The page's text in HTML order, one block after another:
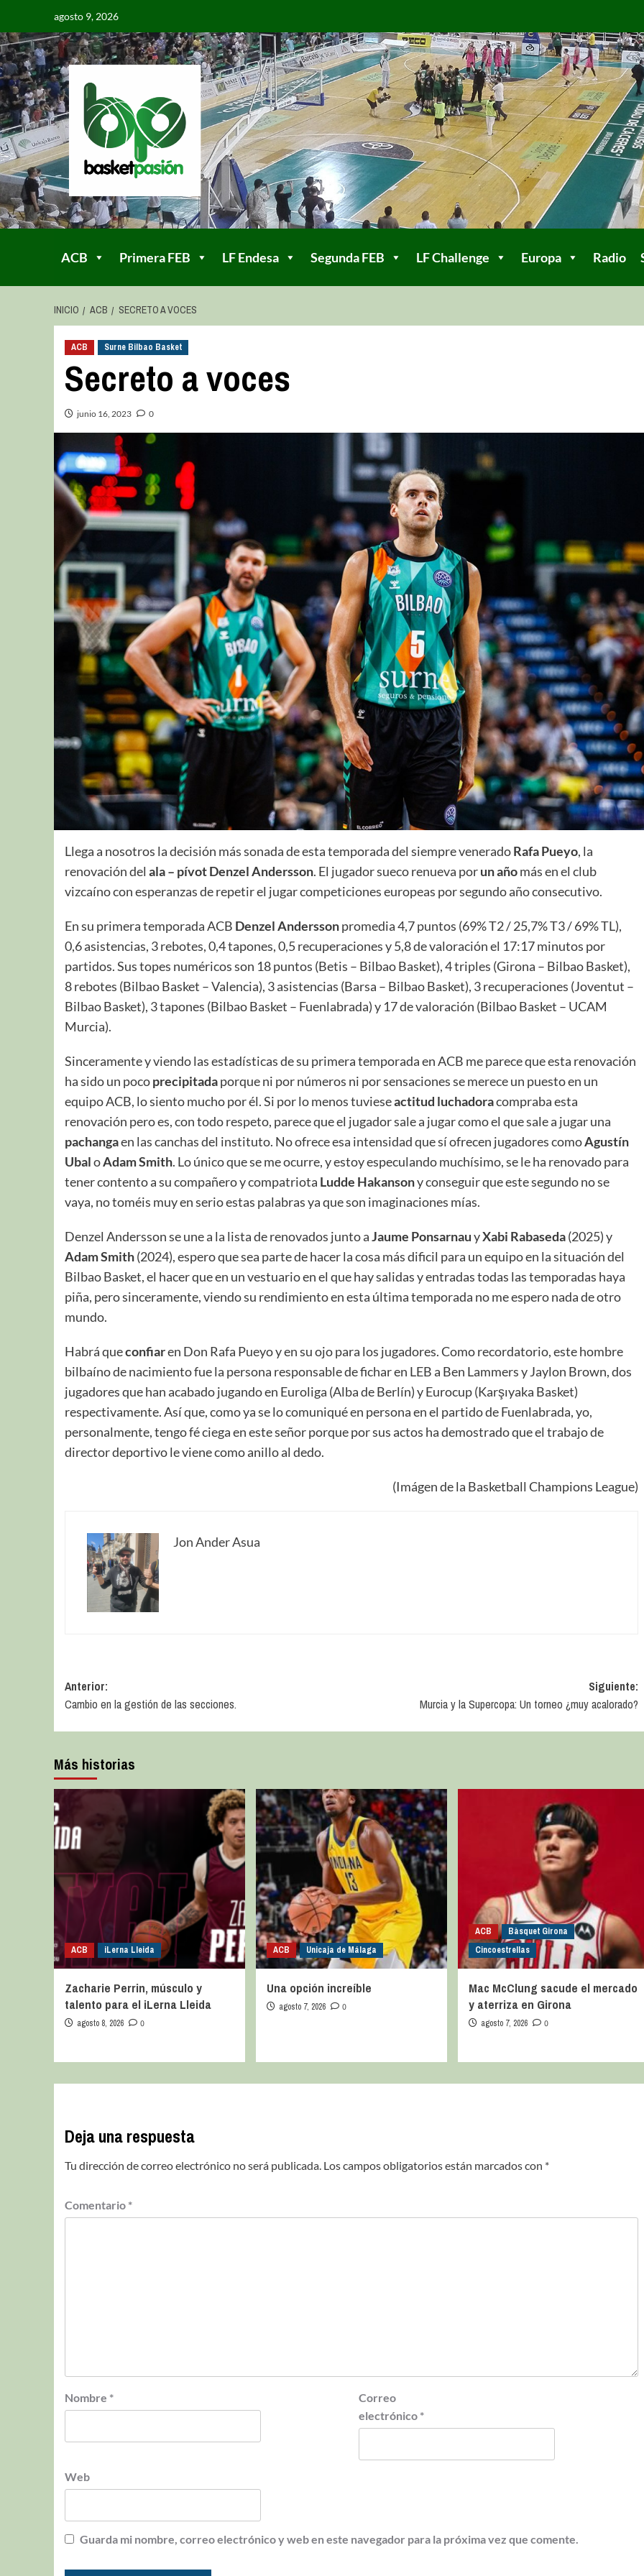
agosto 9, 2026
ACB Primera FEB LF Endesa Segunda FEB LF Challenge Europa Radio
INICIO ACB SECRETO A VOCES
ACB Surne Bilbao Basket
Secreto a voces
junio 16, 2023 0
Llega a nosotros la decisión más sonada de esta temporada del siempre veneradoRafa Pueyo, la
renovación del ala – pívot Denzel Andersson. El jugador sueco renueva porun añomás en el club
vizcaíno con esperanzas de repetir el jugar competiciones europeas por segundo año consecutivo.
En su primera temporada ACB Denzel Anderssonpromedia 4,7 puntos (69% T2 / 25,7% T3 / 69% TL),
0,6 asistencias, 3 rebotes, 0,4 tapones, 0,5 recuperaciones y 5,8 de valoración el 17:17 minutos por
partidos. Sus topes numéricos son 18 puntos (Betis – Bilbao Basket), 4 triples (Girona – Bilbao Basket),
8 rebotes (Bilbao Basket – Valencia), 3 asistencias (Barsa – Bilbao Basket), 3 recuperaciones (Joventut –
Bilbao Basket), 3 tapones (Bilbao Basket – Fuenlabrada) y 17 de valoración (Bilbao Basket – UCAM
Murcia).
Sinceramente y viendo las estadísticas de su primera temporada en ACB me parece que esta renovación
ha sido un pocoprecipitadaporque ni por números ni por sensaciones se merece un puesto en un
equipo ACB, lo siento mucho por él. Si por lo menos tuvieseactitud luchadoracompraba esta
renovación pero es, con todo respeto, parece que el jugador sale a jugar como el que sale a jugar una
pachangaen las canchas del instituto. No ofrece esa intensidad que sí ofrecen jugadores comoAgustín
UbaloAdam Smith. Lo único que se me ocurre, y estoy especulando muchísimo, se le ha renovado para
tener contento a su compañero y compatriota Ludde Hakansony conseguir que este segundo no se
vaya, no toméis muy en serio estas palabras ya que son imaginaciones mías.
Denzel Andersson se une a la lista de renovados junto aJaume PonsarnauyXabi Rabaseda(2025) y
Adam Smith(2024), espero que sea parte de hacer la cosa más dificil para un equipo en la situación del
Bilbao Basket, el hacer que en un vestuario en el que hay salidas y entradas todas las temporadas haya
piña, pero sinceramente, viendo su rendimiento en esta última temporada no me espero nada de otro
mundo.
Habrá queconfiaren Don Rafa Pueyo y en su ojo para los jugadores. Como recordatorio, este hombre
bilbaíno de nacimiento fue la persona responsable de fichar en LEB a Ben Lammers y Jaylon Brown, dos
jugadores que han acabado jugando en Euroliga (Alba de Berlín) y Eurocup (Karşıyaka Basket)
respectivamente. Así que, como ya se lo comuniqué en persona en el partido de Fuenlabrada, yo,
personalmente, tengo fé ciega en este señor porque por sus actos ha demostrado que el trabajo de
director deportivo le viene como anillo al dedo.
(Imágen de la Basketball Champions League)
Jon Ander Asua
Anterior:
Cambio en la gestión de las secciones.
Siguiente:
Murcia y la Supercopa: Un torneo ¿muy acalorado?
Más historias
ACB iLerna Lleida
Zacharie Perrin, músculo y
talento para el iLerna Lleida
agosto 8, 2026 0
ACB Unicaja de Málaga
Una opción increíble
agosto 7, 2026 0
ACB
Bàsquet Girona
Cincoestrellas
Mac McClung sacude el mercado
y aterriza en Girona
agosto 7, 2026 0
Deja una respuesta
Tu dirección de correo electrónico no será publicada. Los campos obligatorios están marcados con *
Comentario *
Nombre *
Correo
electrónico *
Web
Guarda mi nombre, correo electrónico y web en este navegador para la próxima vez que comente.
La entrevista bTactic
La entrevista bTactic
mayo 7, 2026
0
Nos hacemos mayores. Vamos creciendo. Tanto así
que el próximo 20 de mayo celebramos nuestro
cuarto cumpleaños. Y todo crecimiento conlleva
sus cambios. Cambio que...
Leer más